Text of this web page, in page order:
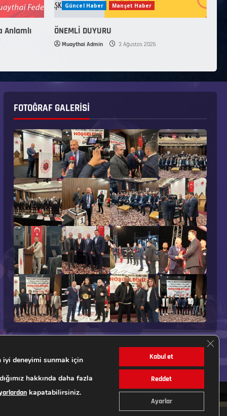
Anlamlı
Güncel Haber Manşet Haber
ÖNEMLİ DUYURU
Muaythai Admin 3 Ağustos 2026
FOTOĞRAF GALERISI
iyi deneyimi sunmak için
hakkında daha fazla
kapatabilirsiniz.
Kabul et
Reddet
Ayarlar